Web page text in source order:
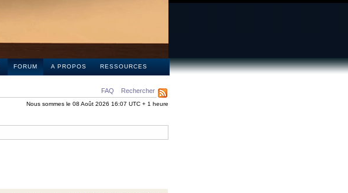
FORUM A PROPOS RESSOURCES
FAQ Rechercher
Nous sommes le 08 Août 2026 16:07 UTC + 1 heure